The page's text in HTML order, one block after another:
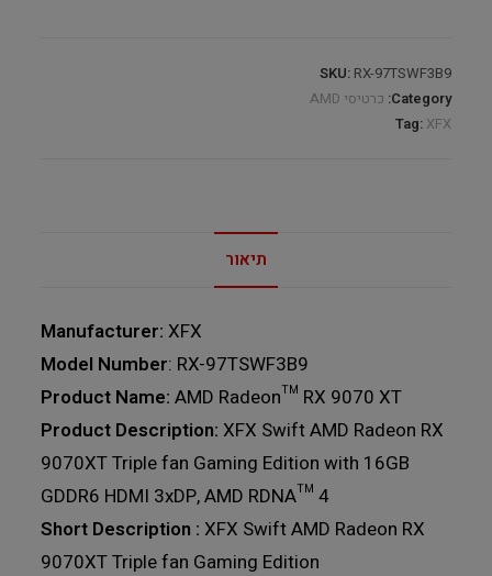
GDDR6
quantity
SKU: RX-97TSWF3B9
Category: כרטיסי AMD
Tag: XFX
תיאור
Manufacturer:XFX
Model Number: RX-97TSWF3B9
Product Name:AMD Radeon™ RX 9070 XT
Product Description:XFX Swift AMD Radeon RX
9070XT Triple fan Gaming Edition with 16GB
GDDR6 HDMI 3xDP, AMD RDNA™ 4
Short Description :XFX Swift AMD Radeon RX
9070XT Triple fan Gaming Edition